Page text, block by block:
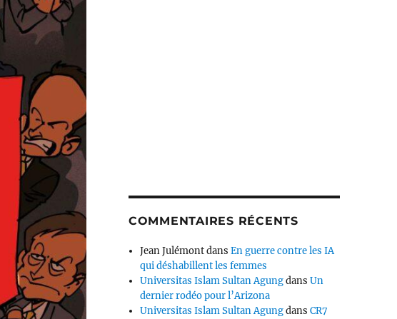
COMMENTAIRES RÉCENTS
Jean JulémontdansEn guerre contre les IA
qui déshabillent les femmes
Universitas Islam Sultan AgungdansUn
dernier rodéo pour l’Arizona
Universitas Islam Sultan AgungdansCR7